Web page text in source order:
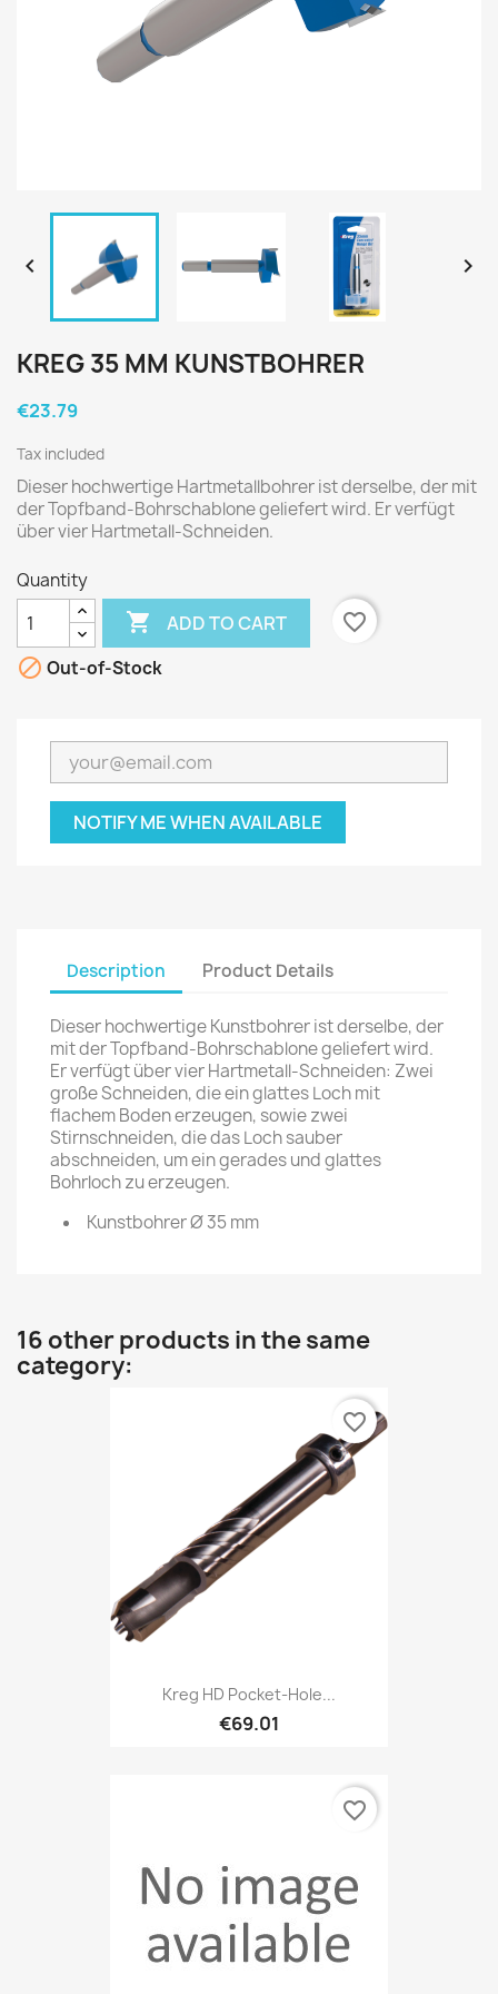
 
KREG 35 MM KUNSTBOHRER
€23.79
Tax included
Dieser hochwertige Hartmetallbohrer ist derselbe, der mit
der Topfband-Bohrschablone geliefert wird. Er verfügt
über vier Hartmetall-Schneiden.
Quantity
 ADD TO CART
favorite_border
 Out-of-Stock
NOTIFY ME WHEN AVAILABLE
Description Product Details
Dieser hochwertige Kunstbohrer ist derselbe, der
mit der Topfband-Bohrschablone geliefert wird.
Er verfügt über vier Hartmetall-Schneiden: Zwei
große Schneiden, die ein glattes Loch mit
flachem Boden erzeugen, sowie zwei
Stirnschneiden, die das Loch sauber
abschneiden, um ein gerades und glattes
Bohrloch zu erzeugen.
Kunstbohrer Ø 35 mm
16 other products in the same
category:
Kreg HD Pocket-Hole...
€69.01
favorite_border
favorite_border